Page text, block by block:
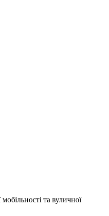
та вуличної